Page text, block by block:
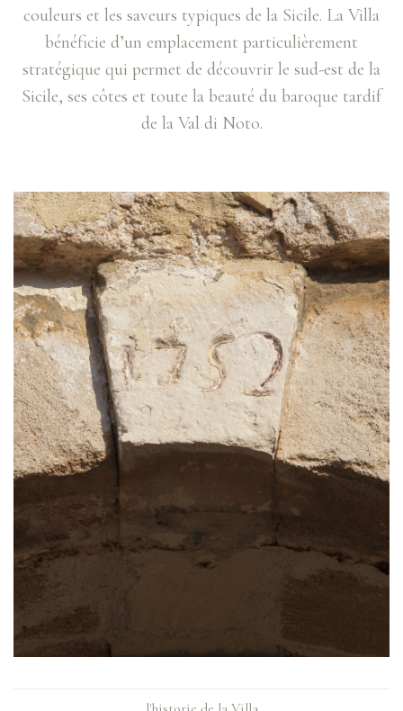
couleurs et les saveurs typiques de la Sicile. La Villa
bénéficie d’un emplacement particulièrement
stratégique qui permet de découvrir le sud-est de la
Sicile, ses côtes et toute la beauté du baroque tardif
de la Val di Noto.